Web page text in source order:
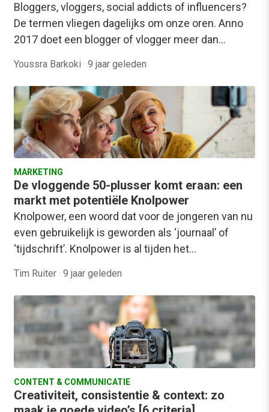
Bloggers, vloggers, social addicts of influencers?
De termen vliegen dagelijks om onze oren. Anno
2017 doet een blogger of vlogger meer dan…
Youssra Barkoki · 9 jaar geleden
MARKETING
De vloggende 50-plusser komt eraan: een
markt met potentiële Knolpower
Knolpower, een woord dat voor de jongeren van nu
even gebruikelijk is geworden als ‘journaal’ of
‘tijdschrift’. Knolpower is al tijden het…
Tim Ruiter · 9 jaar geleden
CONTENT & COMMUNICATIE
Creativiteit, consistentie & context: zo